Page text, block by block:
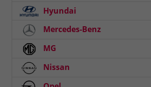
Hyundai
Mercedes-Benz
MG
Nissan